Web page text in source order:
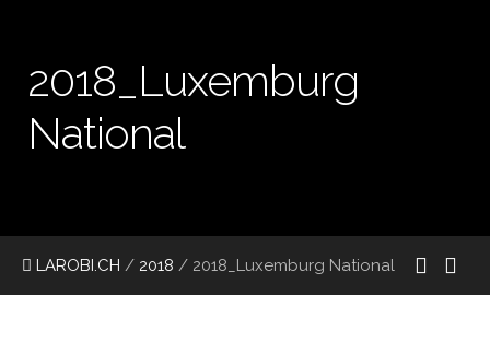
2018_Luxemburg
National
LAROBI.CH / 2018 / 2018_Luxemburg National